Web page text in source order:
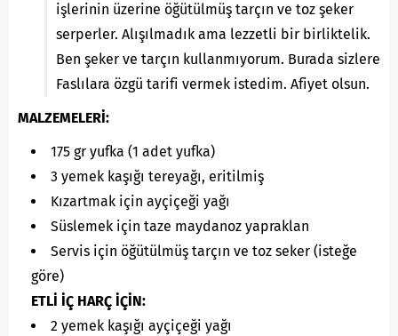
işlerinin üzerine öğütülmüş tarçın ve toz şeker
serperler. Alışılmadık ama lezzetli bir birliktelik.
Ben şeker ve tarçın kullanmıyorum. Burada sizlere
Faslılara özgü tarifi vermek istedim. Afiyet olsun.
MALZEMELERİ:
175 gr yufka (1 adet yufka)
3 yemek kaşığı tereyağı, eritilmiş
Kızartmak için ayçiçeği yağı
Süslemek için taze maydanoz yapraklan
Servis için öğütülmüş tarçın ve toz seker (isteğe
göre)
ETLİ İÇ HARÇ İÇİN:
2 yemek kaşığı ayçiçeği yağı